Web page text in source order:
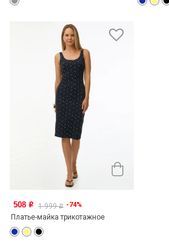
508 o 1 999o -74%
Платье-майка трикотажное